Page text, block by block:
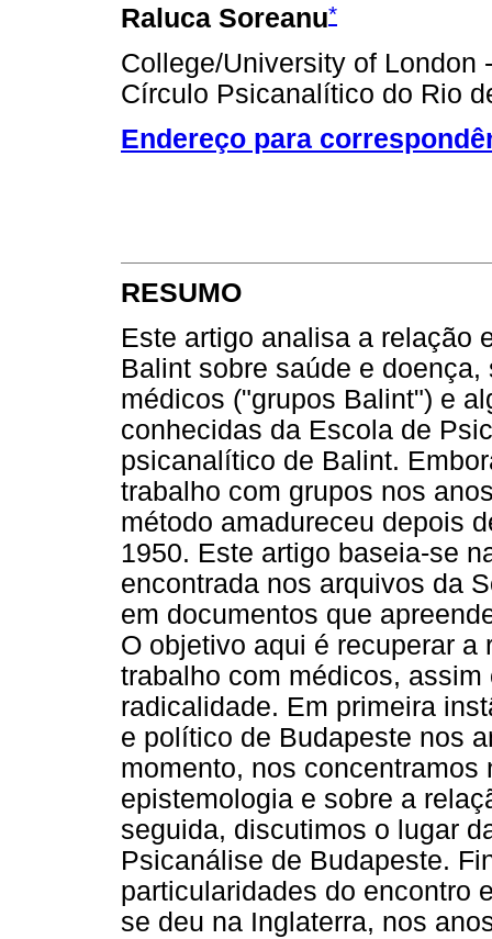
Raluca Soreanu*
College/University of London
Círculo Psicanalítico do Rio
Endereço para
RESUMO
Este artigo analisa a relação
Balint sobre saúde e
médicos ("grupos Balint") e
conhecidas da Escola de
psicanalítico de Balint.
trabalho com grupos nos
método amadureceu depois
1950. Este artigo baseia-se
encontrada nos arquivos da
em documentos que
O objetivo aqui é recuperar
trabalho com médicos,
radicalidade. Em primeira
e político de Budapeste nos
momento, nos
epistemologia e sobre a
seguida, discutimos o lugar
Psicanálise de Budapeste.
particularidades do encontro
se deu na Inglaterra, nos